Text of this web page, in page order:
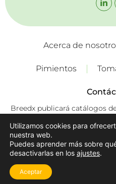
Acerca de
Pimientos
Breedx publicará catálogos
de vez en cuando. Estas
únicamente
productores deben
experiencia, cuidado y
local las condiciones
Utilizamos cookies para
nuestra web.
Puedes aprender más sobre
desactivarlas en los ajustes.
Aceptar